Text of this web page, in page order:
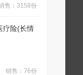
售：3158份
疗险(长情
销售：76份